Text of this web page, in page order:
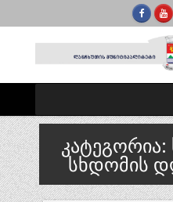
კატეგორია:
სხდომის